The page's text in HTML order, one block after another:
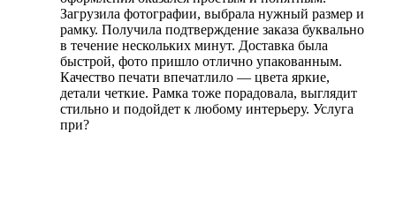
Загрузила фотографии, выбрала нужный размер и
рамку. Получила подтверждение заказа буквально
в течение нескольких минут. Доставка была
быстрой, фото пришло отлично упакованным.
Качество печати впечатлило — цвета яркие,
детали четкие. Рамка тоже порадовала, выглядит
стильно и подойдет к любому интерьеру. Услуга
при?